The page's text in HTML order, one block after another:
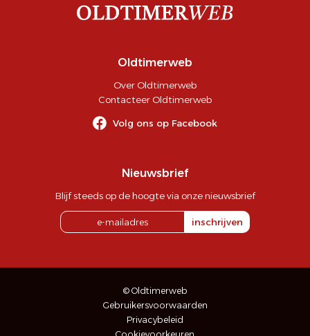
Oldtimerweb
Over Oldtimerweb
Contacteer Oldtimerweb
Volg ons op Facebook
Nieuwsbrief
Blijf steeds op de hoogte via onze nieuwsbrief
inschrijven
© Oldtimerweb
Gebruikersvoorwaarden
Privacybeleid